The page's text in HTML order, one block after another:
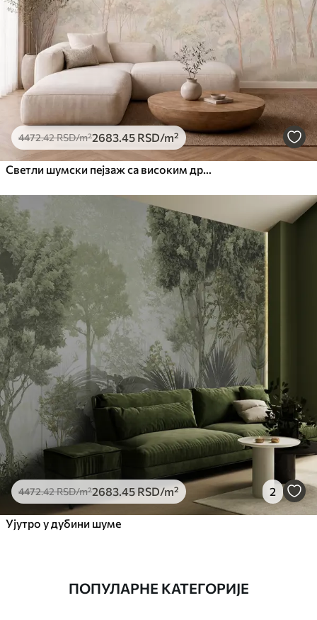
4472.42RSD/m²2683.45 RSD/m²
Светли шумски пејзаж са високим дрвећем
4472.42RSD/m²2683.45 RSD/m² 2
Ујутро у дубини шуме
ПОПУЛАРНЕ КАТЕГОРИЈЕ